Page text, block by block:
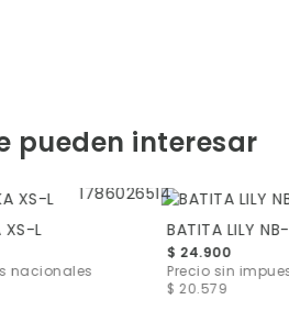
pueden interesar
XS-L
nacionales
BATITA LILY
$ 24.900
Precio sin
$ 20.579